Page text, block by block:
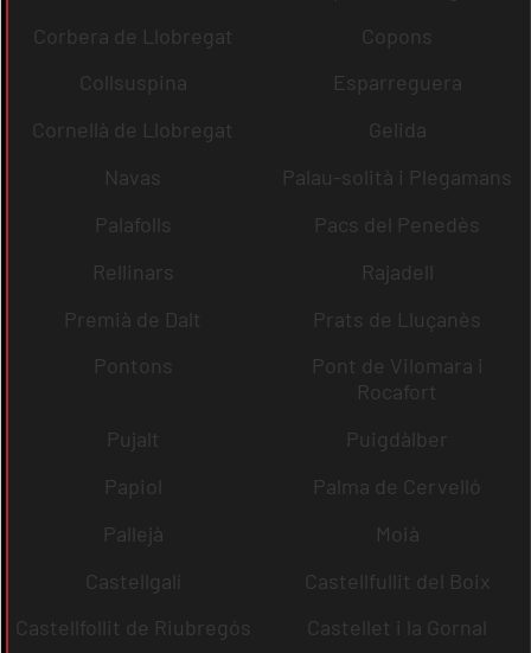
Corbera de Llobregat
Copons
Collsuspina
Esparreguera
Cornellà de Llobregat
Gelida
Navas
Palau-solità i Plegamans
Palafolls
Pacs del Penedès
Rellinars
Rajadell
Premià de Dalt
Prats de Lluçanès
Pontons
Pont de Vilomara i
Rocafort
Pujalt
Puigdàlber
Papiol
Palma de Cervelló
Pallejà
Moià
Castellgalí
Castellfullit del Boix
Castellfollit de Riubregós
Castellet i la Gornal